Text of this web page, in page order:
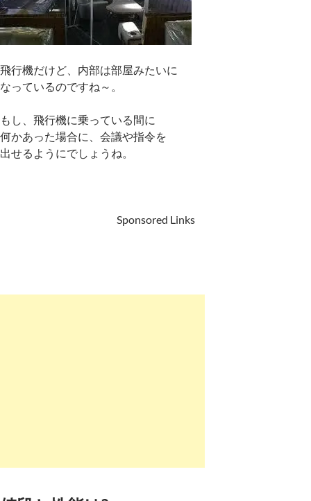
飛行機だけど、内部は部屋みたいに
なっているのですね～。
もし、飛行機に乗っている間に
何かあった場合に、会議や指令を
出せるようにでしょうね。
Sponsored Links